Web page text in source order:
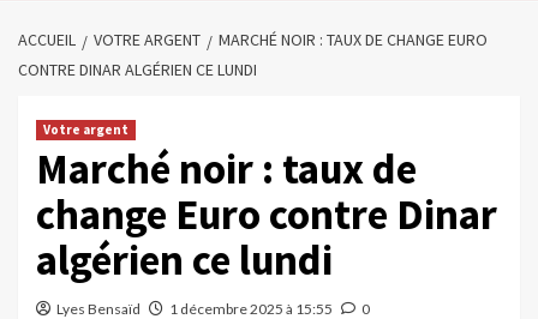
ACCUEIL VOTRE ARGENT
MARCHÉ NOIR : TAUX DE CHANGE EURO
CONTRE DINAR ALGÉRIEN CE LUNDI
Votre argent
Marché noir : taux de
change Euro contre Dinar
algérien ce lundi
Lyes Bensaïd 1 décembre 2025 à 15:55 0